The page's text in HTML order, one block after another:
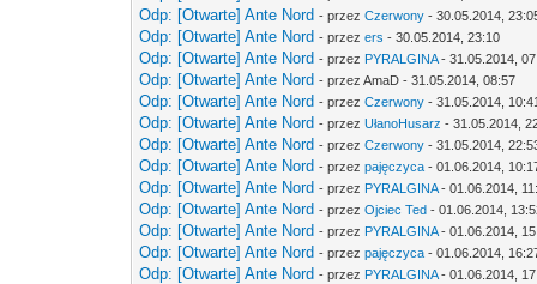
Odp: [Otwarte] Ante Nord - przezCzerwony - 30.05.2014,
Odp: [Otwarte] Ante Nord - przezers - 30.05.2014, 23:10
Odp: [Otwarte] Ante Nord - przez PYRALGINA- 31.05.2014,
Odp: [Otwarte] Ante Nord - przez AmaD - 31.05.2014, 08:57
Odp: [Otwarte] Ante Nord - przezCzerwony - 31.05.2014, 10:41
Odp: [Otwarte] Ante Nord - przezUłanoHusarz - 31.05.2014,
Odp: [Otwarte] Ante Nord - przezCzerwony - 31.05.2014,
Odp: [Otwarte] Ante Nord - przezpajęczyca - 01.06.2014,
Odp: [Otwarte] Ante Nord - przez PYRALGINA- 01.06.2014,
Odp: [Otwarte] Ante Nord - przezOjciec Ted - 01.06.2014,
Odp: [Otwarte] Ante Nord - przez PYRALGINA- 01.06.2014,
Odp: [Otwarte] Ante Nord - przezpajęczyca - 01.06.2014,
Odp: [Otwarte] Ante Nord - przez PYRALGINA- 01.06.2014,